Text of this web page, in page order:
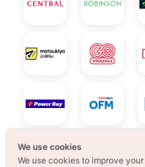
We use cookies
We use cookies to improve